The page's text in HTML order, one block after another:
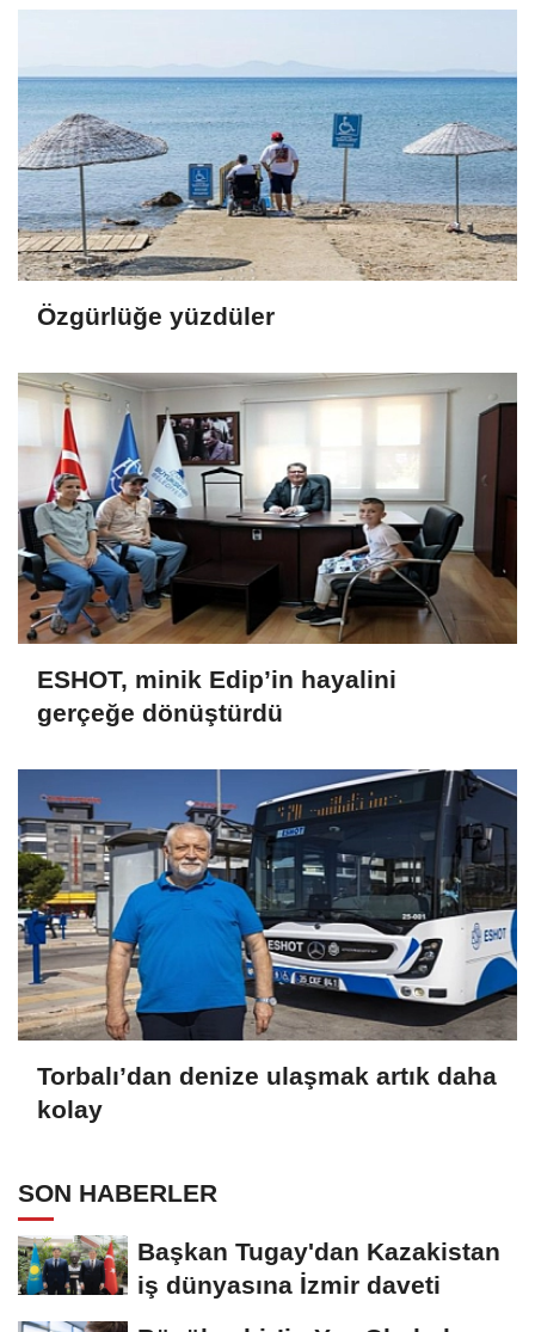
Özgürlüğe yüzdüler
ESHOT, minik Edip’in hayalini
gerçeğe dönüştürdü
Torbalı’dan denize ulaşmak artık daha
kolay
SON HABERLER
Başkan Tugay'dan Kazakistan
iş dünyasına İzmir daveti